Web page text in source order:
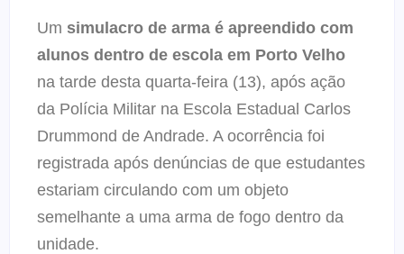
Um simulacro de arma é apreendido com
alunos dentro de escola em Porto Velho
na tarde desta quarta-feira (13), após ação
da Polícia Militar na Escola Estadual Carlos
Drummond de Andrade. A ocorrência foi
registrada após denúncias de que estudantes
estariam circulando com um objeto
semelhante a uma arma de fogo dentro da
unidade.